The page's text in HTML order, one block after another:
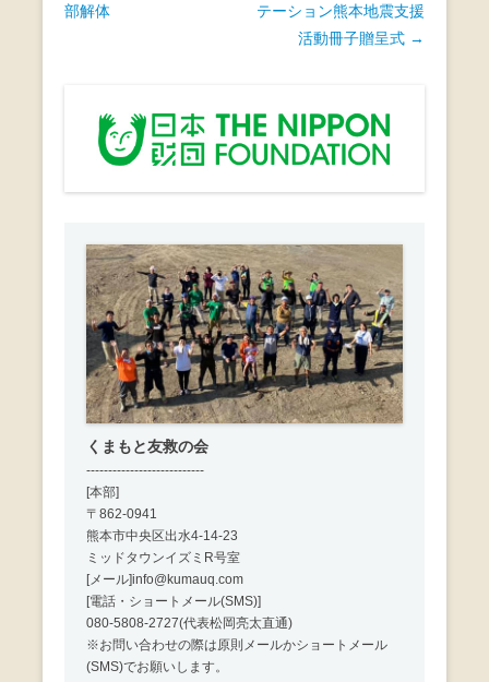
稿
部解体
テーション熊本地震支援
活動冊子贈呈式 →
くまもと友救の会
---------------------------
[本部]
〒862-0941
熊本市中央区出水4-14-23
ミッドタウンイズミR号室
[メール]info@kumauq.com
[電話・ショートメール(SMS)]
080-5808-2727(代表松岡亮太直通)
※お問い合わせの際は原則メールかショートメール
(SMS)でお願いします。